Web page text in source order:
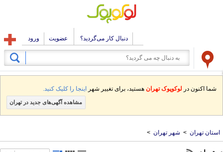
دنبال کار می‌گردید؟ عضویت ورود
شما اکنون در لوکوپوک تهرانهستید، برای تغییر شهر اینجا را کلیک کنید.
مشاهده آگهی‌های جدید در تهران
استان تهران > شهر تهران >